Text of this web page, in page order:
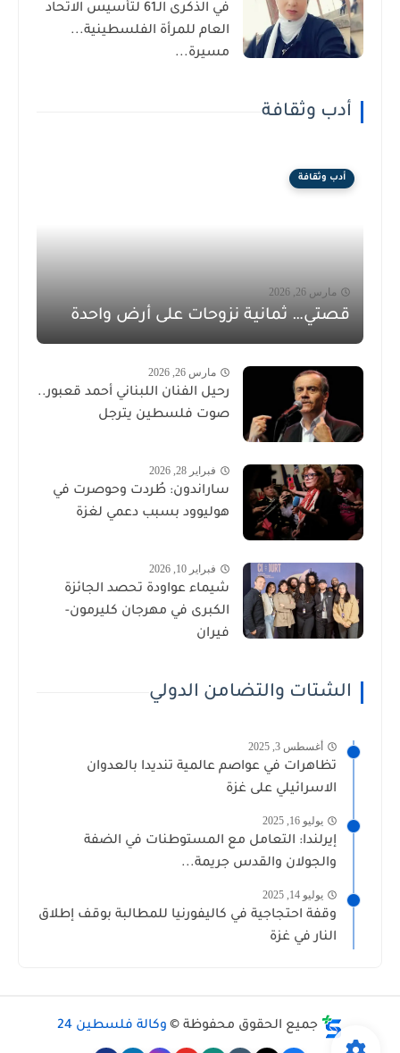
في الذكرى الـ61 لتأسيس الاتحاد
العام للمرأة الفلسطينية...
مسيرة...
أدب وثقافة
أدب وثقافة
مارس 26, 2026
قصتي… ثمانية نزوحات على أرض واحدة
مارس 26, 2026
رحيل الفنان اللبناني أحمد قعبور..
صوت فلسطين يترجل
فبراير 28, 2026
ساراندون: طُردت وحوصرت في
هوليوود بسبب دعمي لغزة
فبراير 10, 2026
شيماء عواودة تحصد الجائزة
الكبرى في مهرجان كليرمون-
فيران
الشتات والتضامن الدولي
أغسطس 3, 2025
تظاهرات في عواصم عالمية تنديدا بالعدوان
الاسرائيلي على غزة
يوليو 16, 2025
إيرلندا: التعامل مع المستوطنات في الضفة
والجولان والقدس جريمة...
يوليو 14, 2025
وقفة احتجاجية في كاليفورنيا للمطالبة بوقف إطلاق
النار في غزة
جميع الحقوق محفوظة © وكالة فلسطين 24